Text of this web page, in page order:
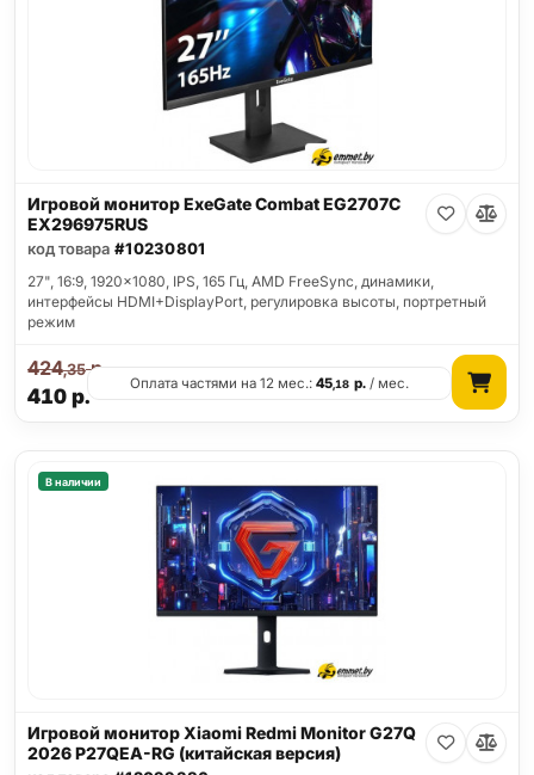
Игровой монитор ExeGate Combat EG2707C
EX296975RUS
код товара #10230801
27", 16:9, 1920x1080, IPS, 165 Гц, AMD FreeSync, динамики,
интерфейсы HDMI+DisplayPort, регулировка высоты, портретный
режим
410р.
424,35р.
Оплата частями на 12 мес.:45,18 р./ мес.
В наличии
Игровой монитор Xiaomi Redmi Monitor G27Q
2026 P27QEA-RG (китайская версия)